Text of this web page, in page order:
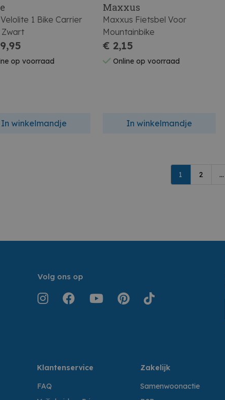
1 Bike Carrier
Zwart
op voorraad
In winkelmandje
Maxxus
Maxxus Fietsbel Voor
Mountainbike
€ 2,15
Online op voorraad
In winkelmandje
1 2 ...
Volg ons op
Klantenservice
FAQ
Zakelijk
Samenwoonactie